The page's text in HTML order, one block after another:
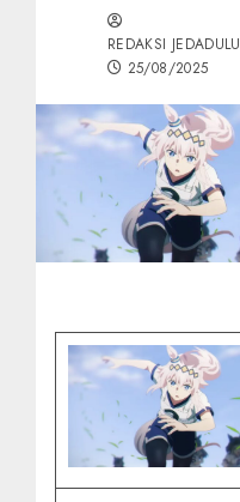
REDAKSI JEDADULU
25/08/2025